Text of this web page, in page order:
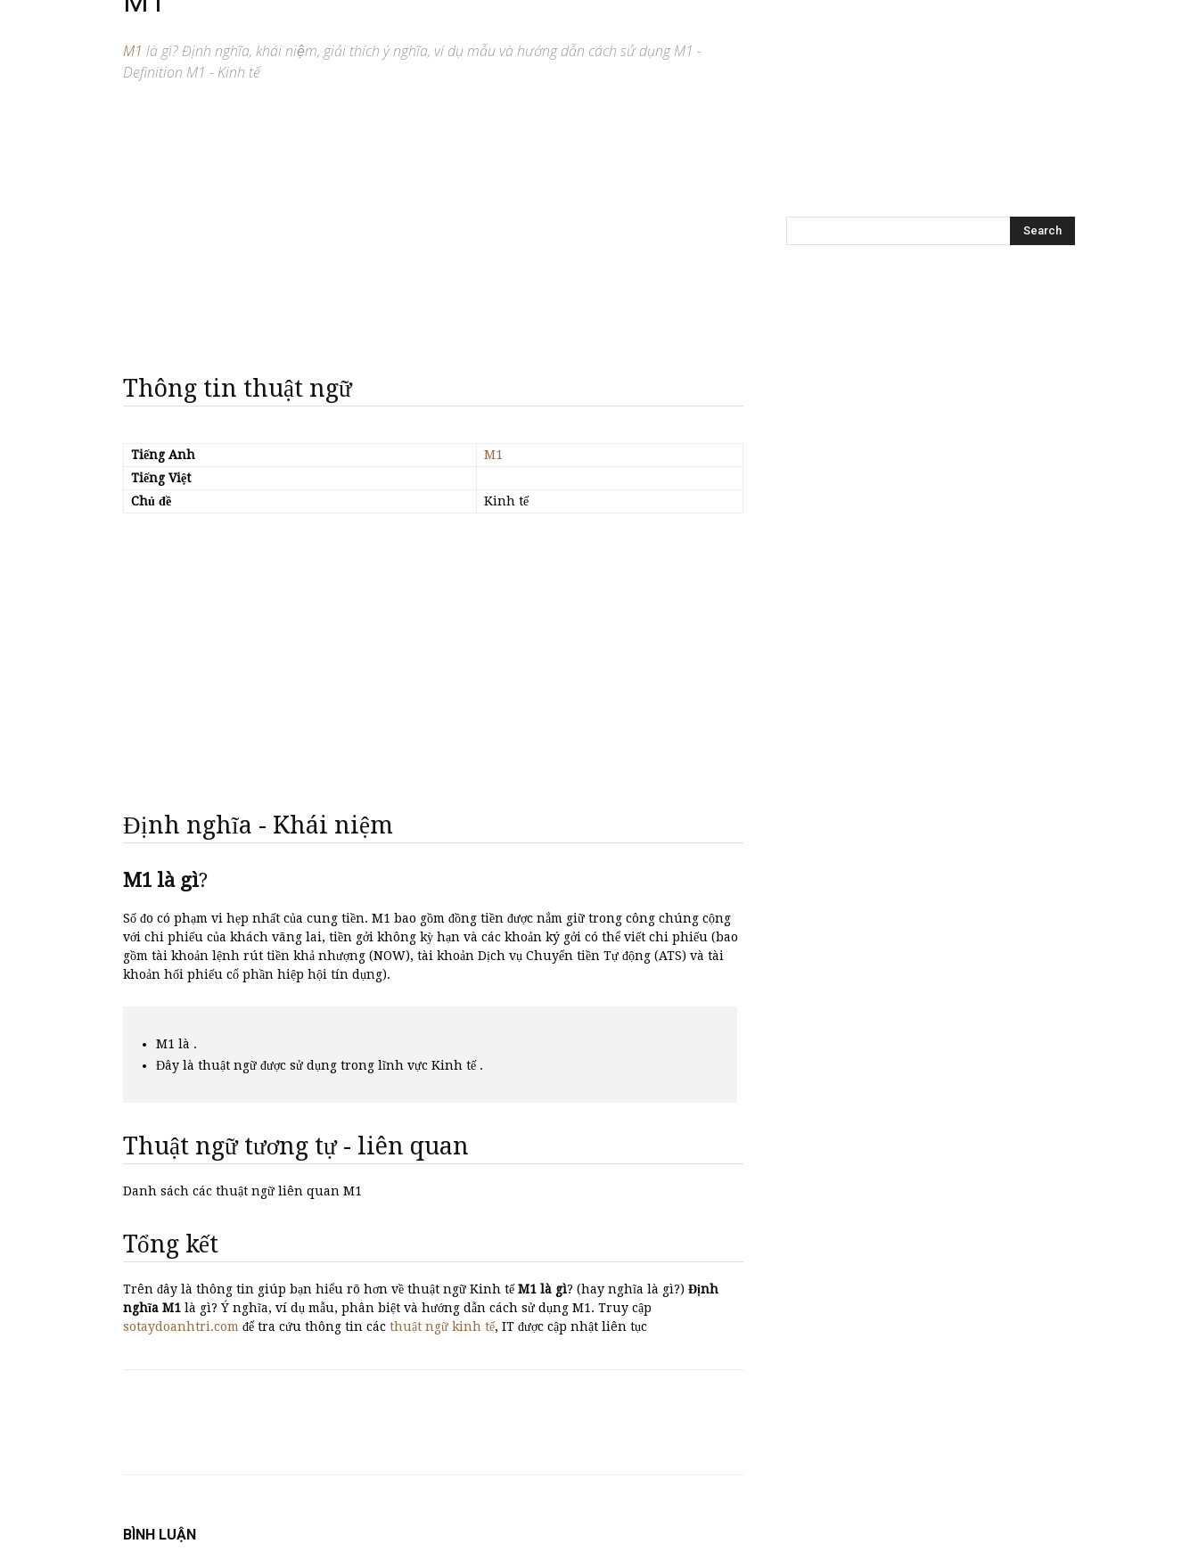
M1 là gì? Định nghĩa, khái niệm, giải thích ý nghĩa, ví dụ mẫu và hướng dẫn cách sử dụng M1 -
Definition M1 - Kinh tế
Thông tin thuật ngữ
Tiếng Anh
M1
Tiếng Việt
Chủ đề
Kinh tế
Định nghĩa - Khái niệm
M1 là gì?
Số đo có phạm vi hẹp nhất của cung tiền. M1 bao gồm đồng tiền được nắm giữ trong công chúng cộng
với chi phiếu của khách vãng lai, tiền gởi không kỳ hạn và các khoản ký gởi có thể viết chi phiếu (bao
gồm tài khoản lệnh rút tiền khả nhượng (NOW), tài khoản Dịch vụ Chuyển tiền Tự động (ATS) và tài
khoản hối phiếu cổ phần hiệp hội tín dụng).
M1 là .
Đây là thuật ngữ được sử dụng trong lĩnh vực Kinh tế .
Thuật ngữ tương tự - liên quan
Danh sách các thuật ngữ liên quan M1
Tổng kết
Trên đây là thông tin giúp bạn hiểu rõ hơn về thuật ngữ Kinh tếM1 là gì? (hay nghĩa là gì?) Định
nghĩa M1 là gì? Ý nghĩa, ví dụ mẫu, phân biệt và hướng dẫn cách sử dụng M1. Truy cập
sotaydoanhtri.com để tra cứu thông tin các thuật ngữ kinh tế, IT được cập nhật liên tục
BÌNH LUẬN